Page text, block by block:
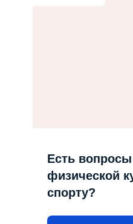
Есть
физической
спорту?